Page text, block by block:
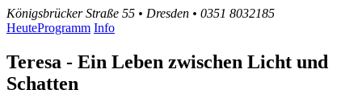
Königsbrücker Straße 55 • Dresden • 0351 8032185
HeuteProgramm Info
Teresa - Ein Leben zwischen Licht und
Schatten